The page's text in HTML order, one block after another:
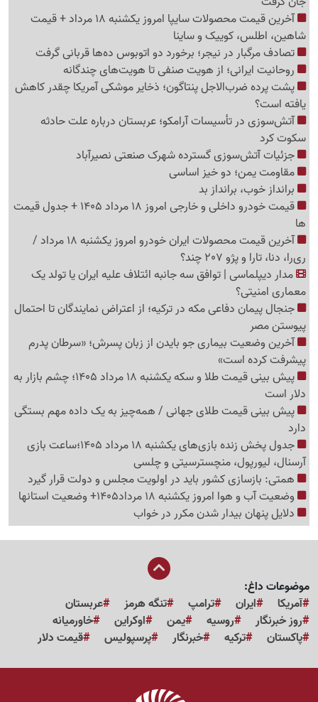
آخرین قیمت محصولات سایپا امروز یکشنبه 18 مرداد + قیمت
شاهین، اطلس، کوییک و ساینا
تصادف مرگبار در نیجر؛ برخورد دو اتوبوس ده‌ها قربانی گرفت
روحانیت ایرانی؛ از هویت صنفی تا هویت‌های چندگانه
پشت پرده ضرب‌الاجل پنتاگون؛ ذخایر موشکی آمریکا چقدر کاهش
یافته است؟
آتش‌سوزی در تأسیسات آرامکو؛ عربستان درباره علت حادثه
سکوت کرد
جزئیات آتش‌سوزی گسترده شهرک صنعتی نصیرآباد
مقاومت یمن؛ دو خیز اساسی
برانداز خوب، برانداز بد
قیمت خودرو داخلی و خارجی امروز 18 مرداد 1405 + جدول قیمت
ها
آخرین قیمت محصولات ایران خودرو امروز یکشنبه 18 مرداد /
ری‌را، دنا، تارا و پژو 207 چند؟
مدار دیپلماسی | توافق سه جانبه ائتلاف علیه ایران یا تولد یک
معماری امنیتی؟
جنجال پیمان دفاعی مکه در ترکیه؛ از اعتراض نمایندگان تا احتمال
پیوستن مصر
آخرین وضعیت بیماری جو بایدن از زبان پسرش؛ «سرطان پدرم
پیشرفت کرده است»
پیش بینی قیمت طلا و سکه یکشنبه 18 مرداد 1405؛ چشم بازار به
دلار است
پیش بینی قیمت طلای جهانی / همه‌چیز به یک داده مهم بستگی
دارد
جدول پخش زنده بازی‌های یکشنبه 18 مرداد 1405؛ساعت بازی
آرسنال، لیورپول، منچسترسیتی و چلسی
همتی: بازسازی کشور باید در اولویت مجلس و دولت قرار گیرد
وضعیت آب و هوا امروز یکشنبه 18 مرداد1405+ وضعیت استانها
دلایل پنهان بیدار شدن مکرر در خواب
موضوعات داغ:
آمریکا
ایران ترامپ تنگه هرمز
عربستان
روز خبرنگار
روسیه یمن اوکراین
خاورمیانه
پاکستان
ترکیه خبرنگار پرسپولیس قیمت دلار